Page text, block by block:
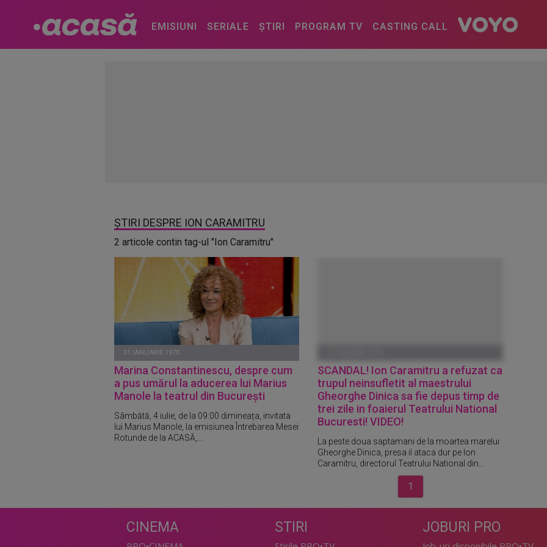
EMISIUNI SERIALE ȘTIRI PROGRAM TV CASTING CALL
ȘTIRI DESPRE ION CARAMITRU
2 articole contin tag-ul "Ion Caramitru"
01 IANUARIE 1970
Marina Constantinescu, despre cum
a pus umărul la aducerea lui Marius
Manole la teatrul din București
Sâmbătă, 4 iulie, de la 09:00 dimineața, invitata
lui Marius Manole, la emisiunea Întrebarea Mesei
Rotunde de la ACASĂ,...
SCANDAL! Ion Caramitru a refuzat ca
trupul neinsufletit al maestrului
Gheorghe Dinica sa fie depus timp de
trei zile in foaierul Teatrului National
Bucuresti! VIDEO!
La peste doua saptamani de la moartea marelui
Gheorghe Dinica, presa il ataca dur pe Ion
Caramitru, directorul Teatrului National din...
1
CINEMA STIRI JOBURI PRO